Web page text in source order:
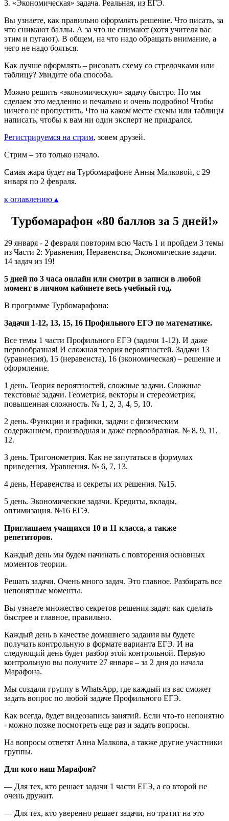
3. «Экономическая» задача. Реальная, из ЕГЭ.
Вы узнаете, как правильно оформлять решение. Что писать, за
что снимают баллы. А за что не снимают (хотя учителя вас
этим и пугают). В общем, на что надо обращать внимание, а
чего не надо бояться.
Как лучше оформлять – рисовать схему со стрелочками или
таблицу? Увидите оба способа.
Можно решить «экономическую» задачу быстро. Но мы
сделаем это медленно и печально и очень подробно! Чтобы
ничего не пропустить. Что на каком месте схемы или таблицы
написать, чтобы к вам ни один эксперт не придрался.
Регистрируемся на стрим, зовем друзей.
Стрим – это только начало.
Самая жара будет на Турбомарафоне Анны Малковой, с 29
января по 2 февраля.
к оглавлению ▴
Турбомарафон «80 баллов за 5 дней!»
29 января - 2 февраля повторим всю Часть 1 и пройдем 3 темы
из Части 2: Уравнения, Неравенства, Экономические задачи.
14 задач из 19!
5 дней по 3 часа онлайн или смотри в записи в любой
момент в личном кабинете весь учебный год.
В программе Турбомарафона:
Задачи 1-12, 13, 15, 16 Профильного ЕГЭ по математике.
Все темы 1 части Профильного ЕГЭ (задачи 1-12). И даже
первообразная! И сложная теория вероятностей. Задачи 13
(уравнения), 15 (неравенста), 16 (экономическая) – решение и
оформление.
1 день. Теория вероятностей, сложные задачи. Сложные
текстовые задачи. Геометрия, векторы и стереометрия,
повышенная сложность. № 1, 2, 3, 4, 5, 10.
2 день. Функции и графики, задачи с физическим
содержанием, производная и даже первообразная. № 8, 9, 11,
12.
3 день. Тригонометрия. Как не запутаться в формулах
приведения. Уравнения. № 6, 7, 13.
4 день. Неравенства и секреты их решения. №15.
5 день. Экономические задачи. Кредиты, вклады,
оптимизация. №16 ЕГЭ.
Приглашаем учащихся 10 и 11 класса, а также
репетиторов.
Каждый день мы будем начинать с повторения основных
моментов теории.
Решать задачи. Очень много задач. Это главное. Разбирать все
непонятные моменты.
Вы узнаете множество секретов решения задач: как сделать
быстрее и главное, правильно.
Каждый день в качестве домашнего задания вы будете
получать контрольную в формате варианта ЕГЭ. И на
следующий день будет разбор этой контрольной. Первую
контрольную вы получите 27 января – за 2 дня до начала
Марафона.
Мы создали группу в WhatsApp, где каждый из вас сможет
задать вопрос по любой задаче Профильного ЕГЭ.
Как всегда, будет видеозапись занятий. Если что-то непонятно
- можно позже посмотреть еще раз и задать вопросы.
На вопросы ответят Анна Малкова, а также другие участники
группы.
Для кого наш Марафон?
— Для тех, кто решает задачи 1 части ЕГЭ, а со второй не
очень дружит.
— Для тех, кто уверенно решает задачи, но тратит на это